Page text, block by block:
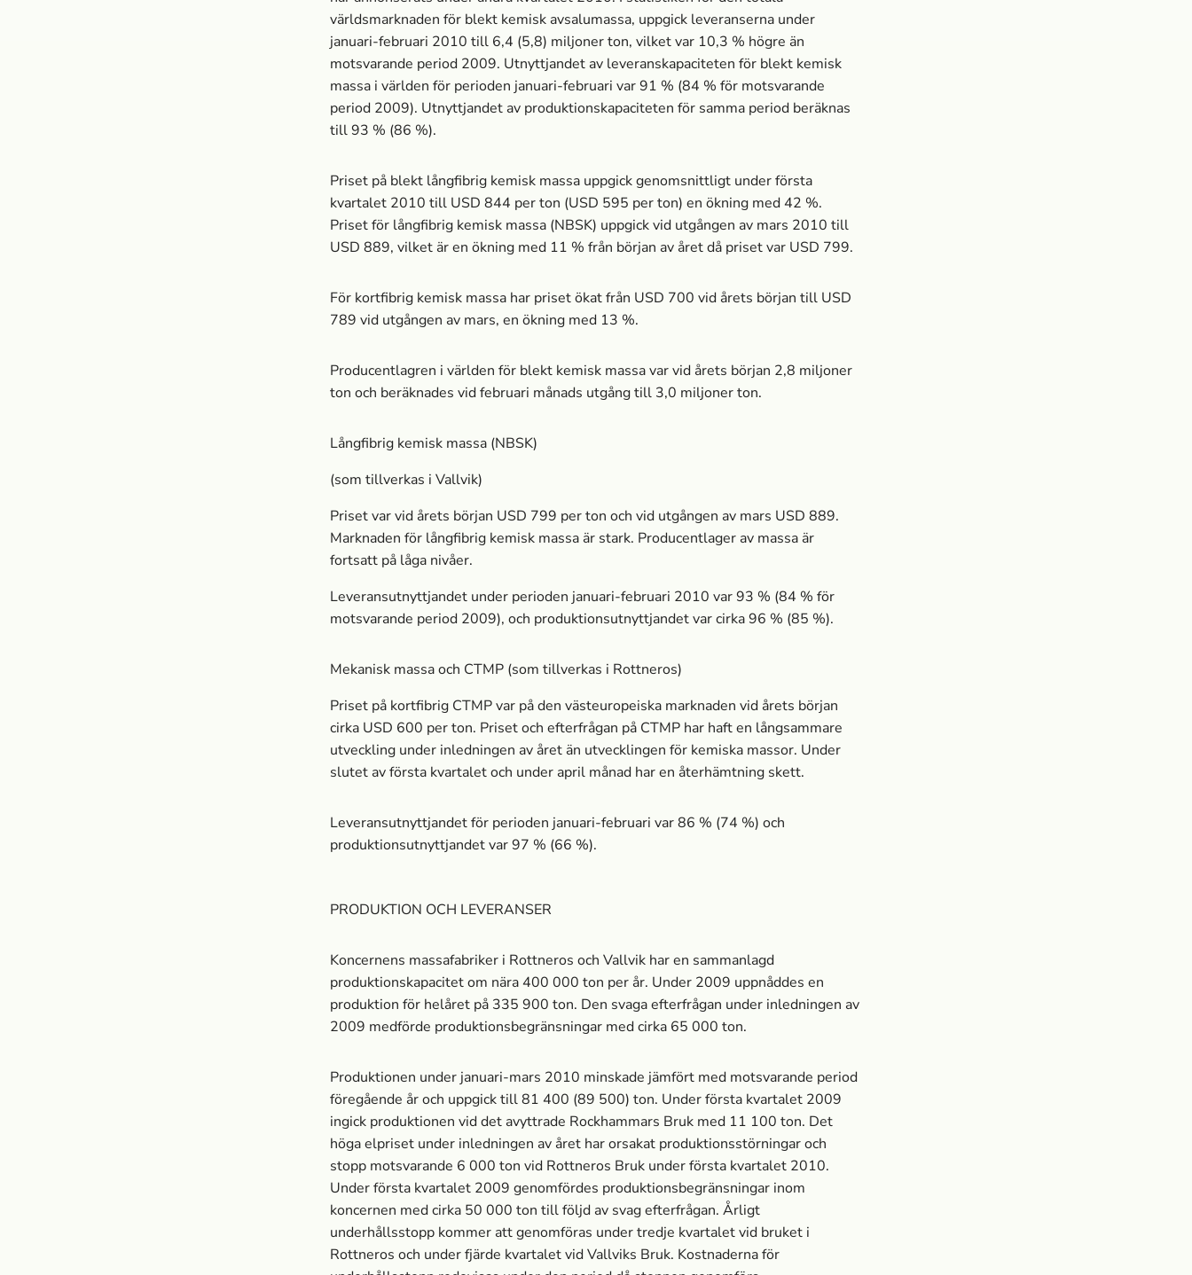
världsmarknaden för blekt kemisk avsalumassa­, uppgick leveranserna under
januari-februari 2010 till 6,4 (5,8) miljoner ton, vilket var 10,3 % högre än
motsvarande period 2009. Utnyttjandet av leveranskapaciteten för blekt kemisk
massa­ i världen för perioden januari-februari var 91 % (84 % för motsvarande
period 2009). Utnyttjandet av produktionskapaciteten för samma period beräknas
till 93 % (86 %).
Priset på blekt långfibrig kemisk massa­ uppgick genomsnittligt under första
kvartalet 2010 till USD 844 per ton (USD 595 per ton) en ökning med 42 %.
Priset för långfibrig kemisk massa­ (NBSK) uppgick vid utgången av mars 2010 till
USD 889, vilket är en ökning med 11 % från början av året då priset var USD 799.
För kortfibrig kemisk massa­ har priset ökat från USD 700 vid årets början till USD
789 vid utgången av mars, en ökning med 13 %.
Producentlagren i världen för blekt kemisk massa­ var vid årets början 2,8 miljoner
ton och beräknades vid februari månads utgång till 3,0 miljoner ton.
Långfibrig kemisk massa­ (NBSK)
(som tillverkas i Vallvik)
Priset var vid årets början USD 799 per ton och vid utgången av mars USD 889.
Marknaden för långfibrig kemisk massa­ är stark. Producentlager av massa­ är
fortsatt på låga nivåer.
Leveransutnyttjandet under perioden januari-februari 2010 var 93 % (84 % för
motsvarande period 2009), och produktionsutnyttjandet var cirka 96 % (85 %).
Mekanisk massa­ och CTMP (som tillverkas i Rottneros)
Priset på kortfibrig CTMP var på den västeuropeiska marknaden vid årets början
cirka USD 600 per ton. Priset och efterfrågan på CTMP har haft en långsammare
utveckling under inledningen av året än utvecklingen för kemiska massor. Under
slutet av första kvartalet och under april månad har en återhämtning skett.
Leveransutnyttjandet för perioden januari-februari var 86 % (74 %) och
produktionsutnyttjandet var 97 % (66 %).
PRODUKTION OCH LEVERANSER
Koncernens massa­fabriker i Rottneros och Vallvik har en sammanlagd
produktionskapacitet om nära 400 000 ton per år. Under 2009 uppnåddes en
produktion för helåret på 335 900 ton. Den svaga efterfrågan under inledningen av
2009 medförde produktionsbegränsningar med cirka 65 000 ton.
Produktionen under januari-mars 2010 minskade jämfört med motsvarande period
föregående år och uppgick till 81 400 (89 500) ton. Under första kvartalet 2009
ingick produktionen vid det avyttrade Rockhammars Bruk med 11 100 ton. Det
höga elpriset under inledningen av året har orsakat produktionsstörningar och
stopp motsvarande 6 000 ton vid Rottneros Bruk under första kvartalet 2010.
Under första kvartalet 2009 genomfördes produktionsbegränsningar inom
koncernen med cirka 50 000 ton till följd av svag efterfrågan. Årligt
underhållsstopp kommer att genomföras under tredje kvartalet vid bruket i
Rottneros och under fjärde kvartalet vid Vallviks Bruk. Kostnaderna för